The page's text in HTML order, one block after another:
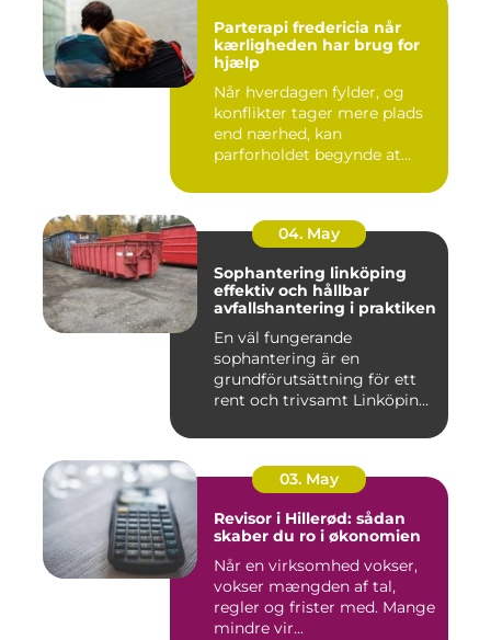
Parterapi fredericia når
kærligheden har brug for
hjælp
Når hverdagen fylder, og
konflikter tager mere plads
end nærhed, kan
parforholdet begynde at
04. May
Sophantering linköping
effektiv och hållbar
avfallshantering i praktiken
En väl fungerande
sophantering är en
grundförutsättning för ett
rent och trivsamt Linköping.
03. May
Revisor i Hillerød: sådan
skaber du ro i økonomien
Når en virksomhed vokser,
vokser mængden af tal,
regler og frister med. Mange
mindre vir...